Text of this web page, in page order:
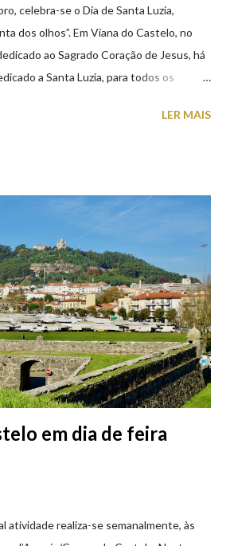
celebra-se o Dia de Santa Luzia,
dos olhos”. Em Viana do Castelo, no
ao Sagrado Coração de Jesus, há
a Santa Luzia, para todos os
Santa Luzia construída no cimo do monte
à devoção de Santa Luzia como
história/lenda de Santa Luzia (Luzia de
jovem italiana venerada pelos católicos,
ser cristã. De acordo com a lenda,
os olhos a renegar a fé em Cristo.
de Santa Luzia teriam sido arrancados
do imperador romano, e entregues num
instant...
LER MAIS
em dia de feira
atividade realiza-se semanalmente, às